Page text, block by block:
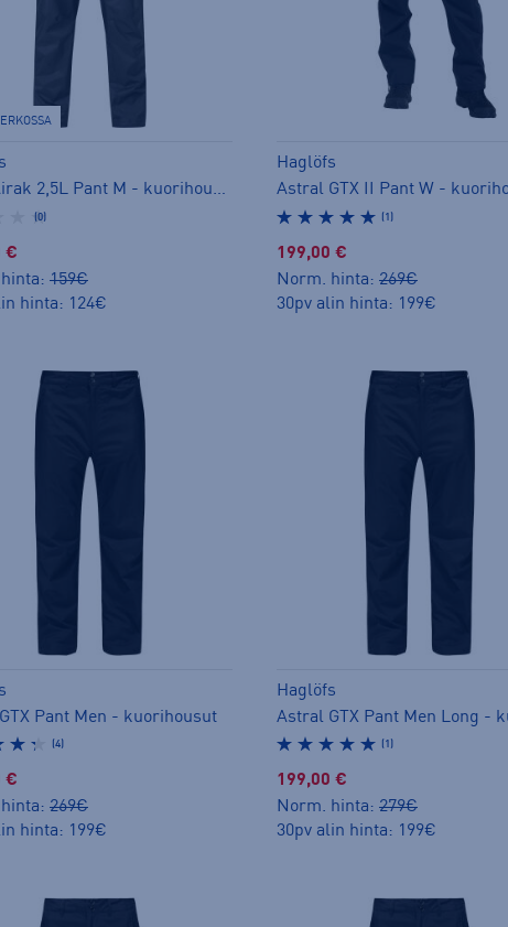
L.I.M Airak 2,5L Pant M - kuorihousut
(0)
€
159€
hinta: 124€
Haglöfs
Astral GTX II Pant W -
(1)
199,00 €
Norm. hinta: 269€
30pv alin hinta: 199€
Pant Men - kuorihousut
(4)
€
269€
hinta: 199€
Haglöfs
(1)
199,00 €
Norm. hinta: 279€
30pv alin hinta: 199€